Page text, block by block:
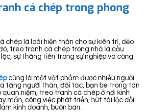
cá chép trong phong
chép là loài hiện thân cho sự kiên trì, dẻo
treo tranh cá chép trong nhà là cầu
sự thăng tiến trong sự nghiệp và công
cũng là một vật phẩm được nhiều người
tặng người thân, đối tác, bạn bè trong tân
niệm, treo tranh cá chép ở nơi kinh
mắn, công việc phát triển, hút tài lộc dồi
kinh doanh, buôn bán.